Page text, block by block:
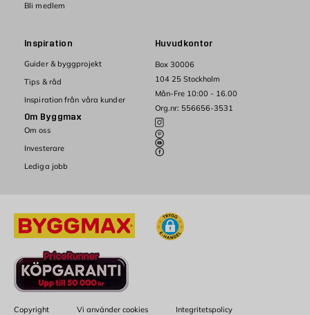
Huvudkontor
Box 30006
104 25 Stockholm
Mån-Fre 10:00 - 16.00
Org.nr: 556656-3531
Bli medlem
Inspiration
Guider & byggprojekt
Tips & råd
Inspiration från våra kunder
Om Byggmax
Om oss
Investerare
Lediga jobb
Copyright Vi använder cookies Integritetspolicy